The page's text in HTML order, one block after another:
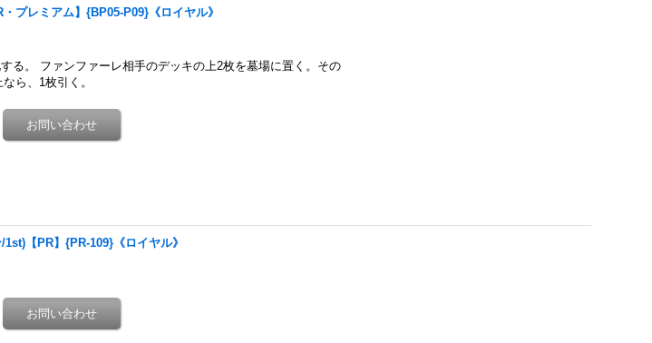
・プレミアム】{BP05-P09}《ロイヤル》
る。 ファンファーレ相手のデッキの上2枚を墓場に置く。その
ら、1枚引く。
1st)【PR】{PR-109}《ロイヤル》